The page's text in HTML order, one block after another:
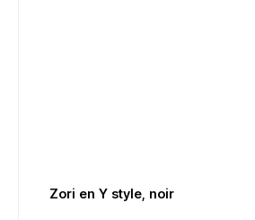
Zori en Y style, noir